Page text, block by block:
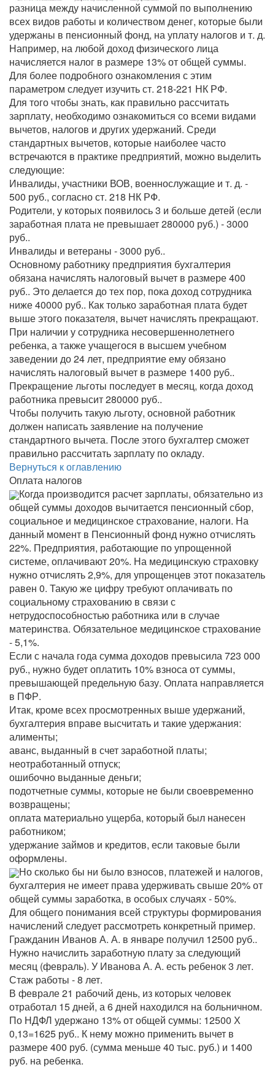
разница между начисленной суммой по выполнению
всех видов работы и количеством денег, которые были
удержаны в пенсионный фонд, на уплату налогов и т. д.
Например, на любой доход физического лица
начисляется налог в размере 13% от общей суммы.
Для более подробного ознакомления с этим
параметром следует изучить ст. 218-221 НК РФ.
Для того чтобы знать, как правильно рассчитать
зарплату, необходимо ознакомиться со всеми видами
вычетов, налогов и других удержаний. Среди
стандартных вычетов, которые наиболее часто
встречаются в практике предприятий, можно выделить
следующие:
Инвалиды, участники ВОВ, военнослужащие и т. д. -
500 руб., согласно ст. 218 НК РФ.
Родители, у которых появилось 3 и больше детей (если
заработная плата не превышает 280000 руб.) - 3000
руб..
Инвалиды и ветераны - 3000 руб..
Основному работнику предприятия бухгалтерия
обязана начислять налоговый вычет в размере 400
руб.. Это делается до тех пор, пока доход сотрудника
ниже 40000 руб.. Как только заработная плата будет
выше этого показателя, вычет начислять прекращают.
При наличии у сотрудника несовершеннолетнего
ребенка, а также учащегося в высшем учебном
заведении до 24 лет, предприятие ему обязано
начислять налоговый вычет в размере 1400 руб..
Прекращение льготы последует в месяц, когда доход
работника превысит 280000 руб..
Чтобы получить такую льготу, основной работник
должен написать заявление на получение
стандартного вычета. После этого бухгалтер сможет
правильно рассчитать зарплату по окладу.
Вернуться к оглавлению
Оплата налогов
Когда производится расчет зарплаты, обязательно из
общей суммы доходов вычитается пенсионный сбор,
социальное и медицинское страхование, налоги. На
данный момент в Пенсионный фонд нужно отчислять
22%. Предприятия, работающие по упрощенной
системе, оплачивают 20%. На медицинскую страховку
нужно отчислять 2,9%, для упрощенцев этот показатель
равен 0. Такую же цифру требуют оплачивать по
социальному страхованию в связи с
нетрудоспособностью работника или в случае
материнства. Обязательное медицинское страхование
- 5,1%.
Если с начала года сумма доходов превысила 723 000
руб., нужно будет оплатить 10% взноса от суммы,
превышающей предельную базу. Оплата направляется
в ПФР.
Итак, кроме всех просмотренных выше удержаний,
бухгалтерия вправе высчитать и такие удержания:
алименты;
аванс, выданный в счет заработной платы;
неотработанный отпуск;
ошибочно выданные деньги;
подотчетные суммы, которые не были своевременно
возвращены;
оплата материально ущерба, который был нанесен
работником;
удержание займов и кредитов, если таковые были
оформлены.
Но сколько бы ни было взносов, платежей и налогов,
бухгалтерия не имеет права удерживать свыше 20% от
общей суммы заработка, в особых случаях - 50%.
Для общего понимания всей структуры формирования
начислений следует рассмотреть конкретный пример.
Гражданин Иванов А. А. в январе получил 12500 руб..
Нужно начислить заработную плату за следующий
месяц (февраль). У Иванова А. А. есть ребенок 3 лет.
Стаж работы - 8 лет.
В феврале 21 рабочий день, из которых человек
отработал 15 дней, а 6 дней находился на больничном.
По НДФЛ удержано 13% от общей суммы: 12500 Х
0,13=1625 руб.. К нему можно применить вычет в
размере 400 руб. (сумма меньше 40 тыс. руб.) и 1400
руб. на ребенка.